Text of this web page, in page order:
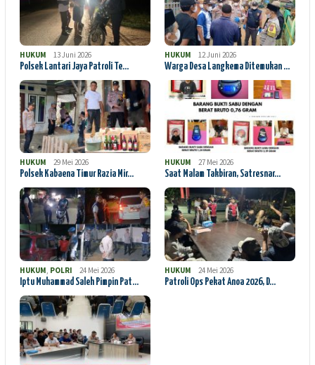
HUKUM
13 Juni 2026
Polsek Lantari Jaya Patroli Te…
HUKUM
12 Juni 2026
Warga Desa Langkema Ditemukan …
HUKUM
29 Mei 2026
Polsek Kabaena Timur Razia Mir…
HUKUM
27 Mei 2026
Saat Malam Takbiran, Satresnar…
HUKUM POLRI
24 Mei 2026
Iptu Muhammad Saleh Pimpin Pat…
HUKUM
24 Mei 2026
Patroli Ops Pekat Anoa 2026, D…